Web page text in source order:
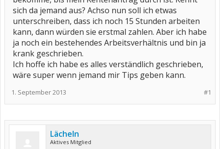
sich da jemand aus? Achso nun soll ich etwas
unterschreiben, dass ich noch 15 Stunden arbeiten
kann, dann würden sie erstmal zahlen. Aber ich habe
ja noch ein bestehendes Arbeitsverhältnis und bin ja
krank geschrieben.
Ich hoffe ich habe es alles verständlich geschrieben,
wäre super wenn jemand mir Tips geben kann.
#1
1. September 2013
Lächeln
Aktives Mitglied